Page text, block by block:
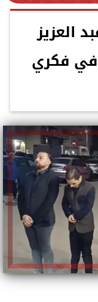
العزيز
في فكري